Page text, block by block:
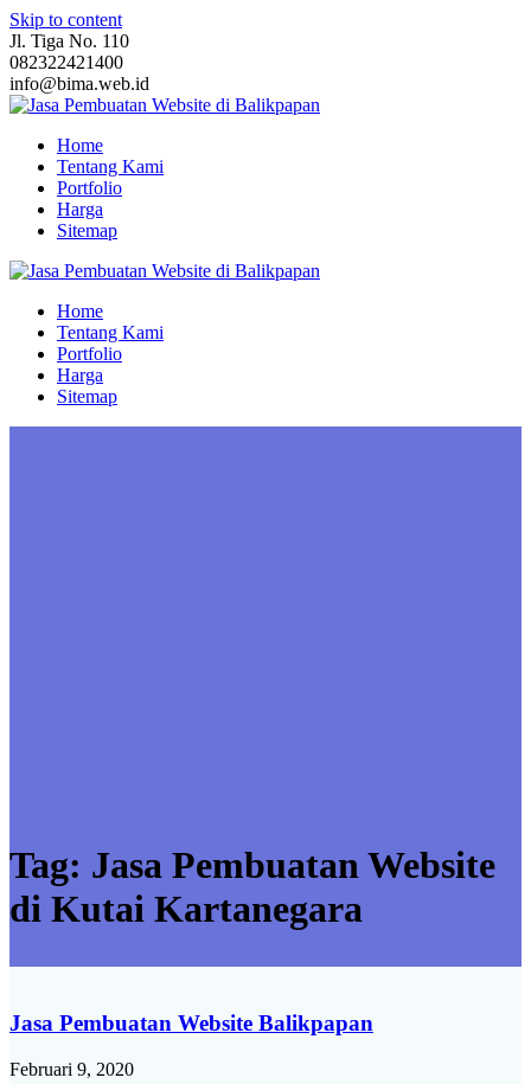
Skip to content
Jl. Tiga No. 110
082322421400
info@bima.web.id
Home
Tentang Kami
Portfolio
Harga
Sitemap
Home
Tentang Kami
Portfolio
Harga
Sitemap
Tag: Jasa Pembuatan Website
di Kutai Kartanegara
Jasa Pembuatan Website Balikpapan
Februari 9, 2020